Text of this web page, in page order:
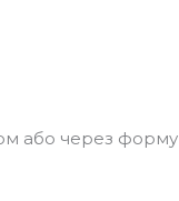
або через форму